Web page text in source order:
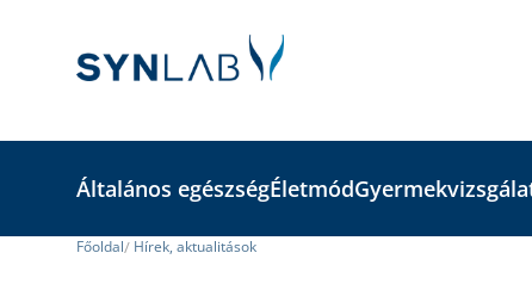
Általános egészségÉletmód
Főoldal Hírek, aktualitások